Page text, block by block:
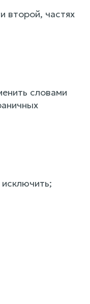
второй, частях
словами